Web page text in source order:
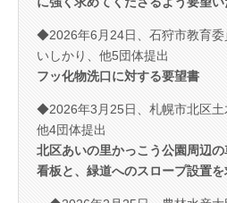
◆2026年6月24日、石狩市教育委
いしかり、他5団体提出
フッ化物洗口に対する要望書
◆2026年3月25日、札幌市北区土
他4団体提出
北区あいの里かっこう公園周辺
看板と、緑道へのスロープ設置